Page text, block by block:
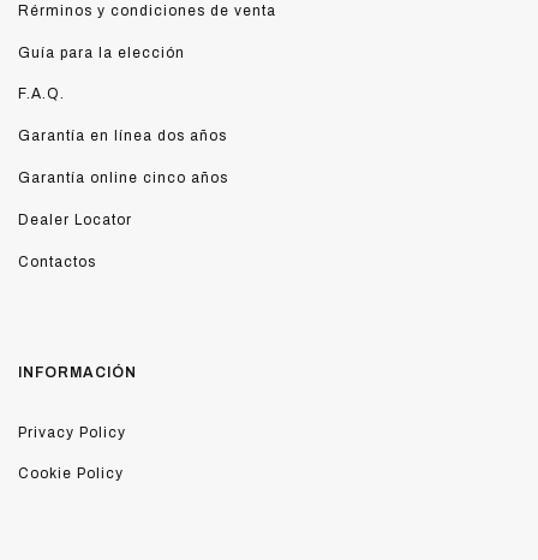
Rérminos y condiciones de venta
Guía para la elección
F.A.Q.
Garantía en línea dos años
Garantía online cinco años
Dealer Locator
Contactos
INFORMACIÓN
Privacy Policy
Cookie Policy